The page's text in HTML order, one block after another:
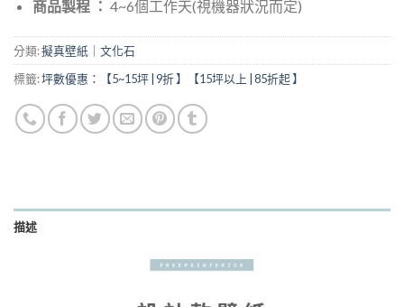
商品製程 ： 4~6個工作天(視機器狀況而定)
分類:擬真壁紙｜文化石
標籤:坪數優惠：【5~15坪 | 9折 】【15坪以上 | 85折起 】
描述